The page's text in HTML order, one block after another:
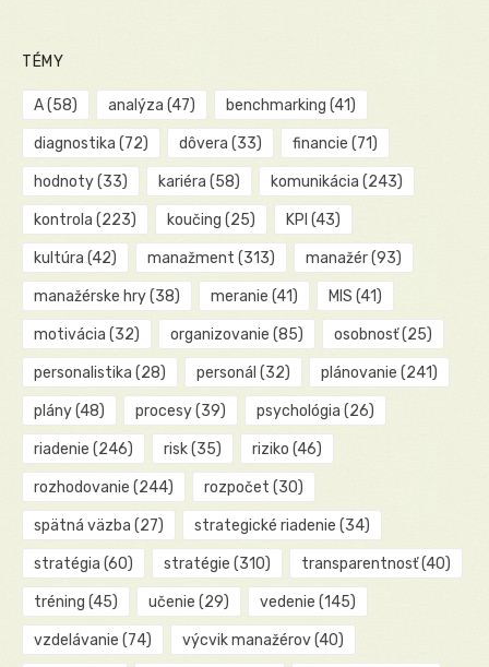
TÉMY
A(58) analýza (47) benchmarking (41)
diagnostika (72) dôvera (33) financie (71)
hodnoty(33) kariéra (58) komunikácia (243)
kontrola (223) koučing (25) KPI (43)
kultúra (42) manažment (313) manažér(93)
manažérske hry(38) meranie (41) MIS (41)
motivácia (32) organizovanie (85) osobnosť(25)
personalistika (28) personál (32) plánovanie (241)
plány(48) procesy(39) psychológia (26)
riadenie (246) risk(35) riziko (46)
rozhodovanie (244) rozpočet (30)
spätná väzba (27) strategické riadenie (34)
stratégia (60) stratégie (310) transparentnosť(40)
tréning (45) učenie (29) vedenie (145)
vzdelávanie (74) výcvik manažérov(40)